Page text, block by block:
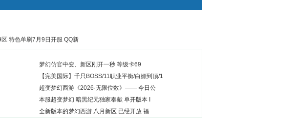
区 特色单刷7月9日开服 QQ新
梦幻仿官中变、新区刚开一秒 等级卡69
【完美国际】千只BOSS/11职业平衡/白嫖到顶/1
超变梦幻西游《2026·无限位数》—— 今日公
本服超变梦幻 暗黑纪元独家奉献 单开版本 I
全新版本的梦幻西游 八月新区 已经开放 福